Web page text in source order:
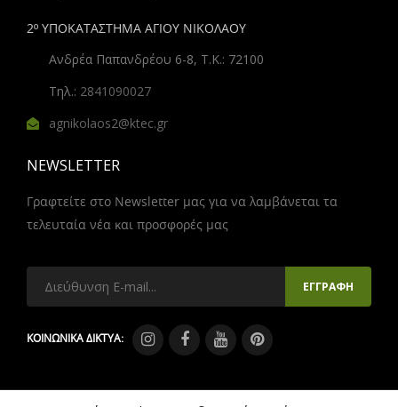
2º ΥΠΟΚΑΤΑΣΤΗΜΑ ΑΓΙΟΥ ΝΙΚΟΛΑΟΥ
Ανδρέα Παπανδρέου 6-8, Τ.Κ.: 72100
Τηλ.: 2841090027
agnikolaos2@ktec.gr
NEWSLETTER
Γραφτείτε στο Newsletter μας για να λαμβάνεται τα
τελευταία νέα και προσφορές μας
ΚΟΙΝΩΝΙΚΑ ΔΙΚΤΥΑ: